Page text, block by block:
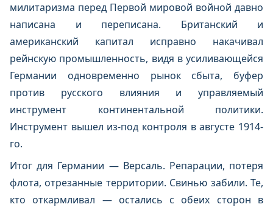
милитаризма перед Первой мировой войной давно
написана и переписана. Британский и
американский капитал исправно накачивал
рейнскую промышленность, видя в усиливающейся
Германии одновременно рынок сбыта, буфер
против русского влияния и управляемый
инструмент континентальной политики.
Инструмент вышел из-под контроля в августе 1914-
го.
Итог для Германии — Версаль. Репарации, потеря
флота, отрезанные территории. Свинью забили. Те,
кто откармливал — остались с обеих сторон в